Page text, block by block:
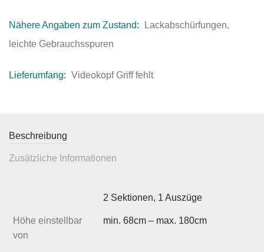
Nähere Angaben zum Zustand:
Lackabschürfungen,
leichte Gebrauchsspuren
Lieferumfang: Videokopf Griff fehlt
Beschreibung
Zusätzliche Informationen
2 Sektionen, 1 Auszüge
Höhe einstellbar
von
min. 68cm – max. 180cm